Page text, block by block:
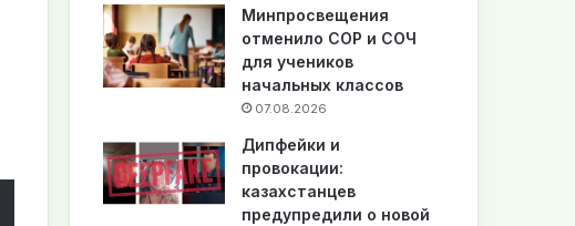
Минпросвещения
отменило СОР и СОЧ
для учеников
начальных классов
07.08.2026
Дипфейки и
провокации:
казахстанцев
предупредили о новой